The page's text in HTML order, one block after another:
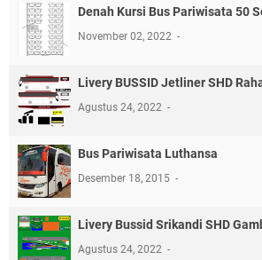
Denah Kursi Bus Pariwisata 50
November 02, 2022
Livery BUSSID Jetliner SHD
Agustus 24, 2022
Bus Pariwisata Luthansa
Desember 18, 2015
Livery Bussid Srikandi SHD
Agustus 24, 2022